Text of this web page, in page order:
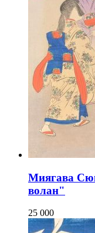
Миягава
волан"
25 000